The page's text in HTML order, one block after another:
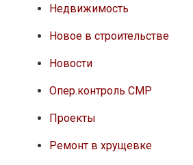
Недвижимость
Новое в строительстве
Новости
Опер.контроль СМР
Проекты
Ремонт в хрущевке